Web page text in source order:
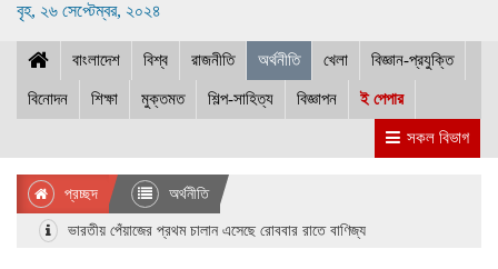
বৃহ, ২৬ সেপ্টেম্বর, ২০২৪
বাংলাদেশ বিশ্ব রাজনীতি অর্থনীতি খেলা বিজ্ঞান-প্রযুক্তি
বিনোদন শিক্ষা মুক্তমত শিল্প-সাহিত্য বিজ্ঞাপন ই পেপার
সকল বিভাগ
প্রচ্ছদ অর্থনীতি
ভারতীয় পেঁয়াজের প্রথম চালান এসেছে রোববার রাতে বাণিজ্য